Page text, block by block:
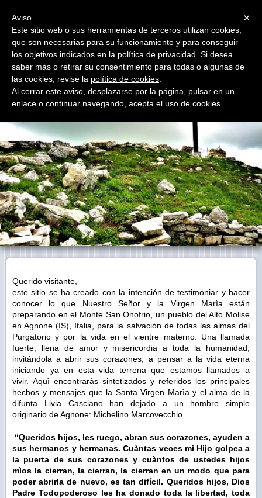
Madonna del Monte S. Onofrio
Querido visitante,
este sitio se ha creado con la intención de testimoniar y hacer
conocer lo que Nuestro Señor y la Virgen Marìa están
preparando en el Monte San Onofrio, un pueblo del Alto Molise
en Agnone (IS), Italia, para la salvación de todas las almas del
Purgatorio y por la vida en el vientre materno. Una llamada
fuerte, llena de amor y misericordia a toda la humanidad,
invitándola a abrir sus corazones, a pensar a la vida eterna
iniciando ya en esta vida terrena que estamos llamados a
vivir. Aquì encontraràs sintetizados y referidos los principales
hechos y mensajes que la Santa Virgen Marìa y el alma de la
difunta Livia Casciano han dejado a un hombre simple
originario de Agnone: Michelino Marcovecchio.
“Queridos hijos, les ruego, abran sus corazones, ayuden a
sus hermanos y hermanas. Cuàntas veces mi Hijo golpea a
la puerta de sus corazones y cuàntos de ustedes hijos
mìos la cierran, la cierran, la cierran en un modo que para
poder abrirla de nuevo, es tan difícil. Queridos hijos, Dios
Padre Todopoderoso les ha donado toda la libertad, toda
×
Aviso
Este sitio web o sus herramientas de terceros utilizan cookies,
que son necesarias para su funcionamiento y para conseguir
los objetivos indicados en la política de privacidad. Si desea
saber más o retirar su consentimiento para todas o algunas de
las cookies, revise la política de cookies
Al cerrar este aviso, desplazarse por la página, pulsar en un
enlace o continuar navegando, acepta el uso de cookies.